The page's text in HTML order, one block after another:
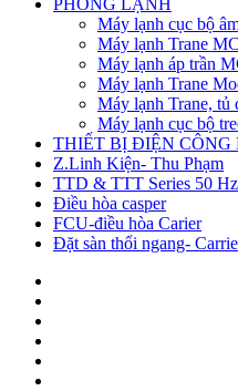
PHÒNG LẠNH
Máy lạnh cục bộ
Máy lạnh Trane
Máy lạnh áp trần
Máy lạnh Trane
Máy lạnh Trane, tủ
Máy lạnh cục bộ
THIẾT BỊ ĐIỆN CÔNG
Z.Linh Kiện- Thu Phạm
TTD & TTT Series 50
Điều hòa casper
FCU-điều hòa Carier
Đặt sàn thổi ngang-